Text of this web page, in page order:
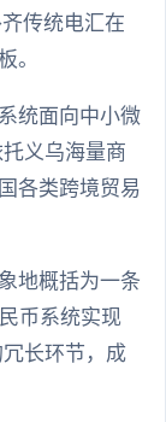
传统电汇在
。
统面向中小微
义乌海量商
各类跨境贸易
地概括为一条
币系统实现
长环节，成